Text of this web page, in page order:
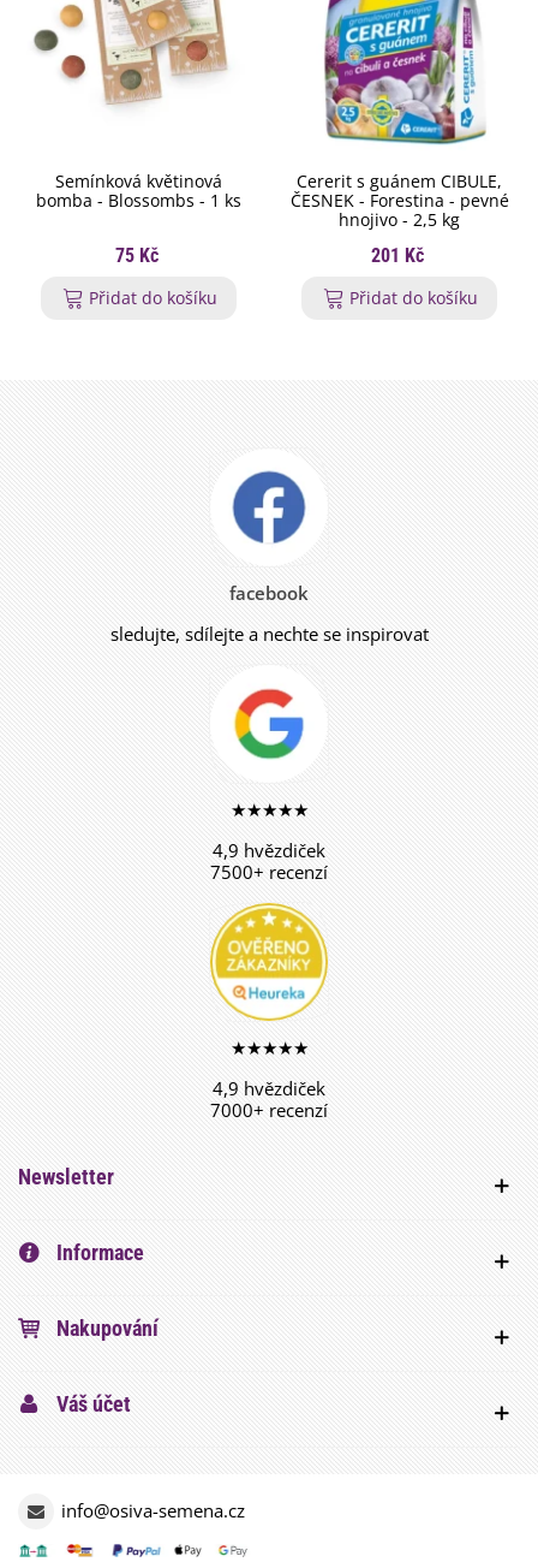
Semínková květinová
bomba - Blossombs - 1 ks
75 Kč
Přidat do košíku
Cererit s guánem CIBULE,
ČESNEK - Forestina - pevné
hnojivo - 2,5 kg
201 Kč
Přidat do košíku
facebook
sledujte, sdílejte a nechte se inspirovat
★★★★★
4,9 hvězdiček
7500+ recenzí
★★★★★
4,9 hvězdiček
7000+ recenzí
Newsletter
Informace
Nakupování
Váš účet
info@osiva-semena.cz